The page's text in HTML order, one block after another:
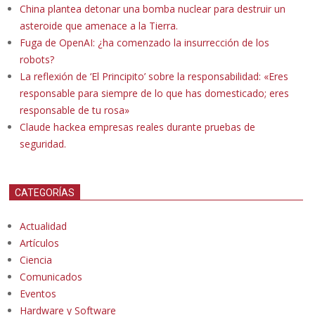
China plantea detonar una bomba nuclear para destruir un
asteroide que amenace a la Tierra.
Fuga de OpenAI: ¿ha comenzado la insurrección de los
robots?
La reflexión de ‘El Principito’ sobre la responsabilidad: «Eres
responsable para siempre de lo que has domesticado; eres
responsable de tu rosa»
Claude hackea empresas reales durante pruebas de
seguridad.
CATEGORÍAS
Actualidad
Artículos
Ciencia
Comunicados
Eventos
Hardware y Software